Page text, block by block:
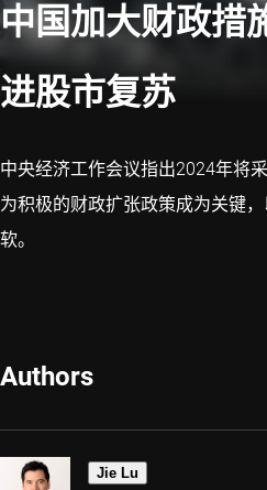
中国加大财政措
进股市复苏
中央经济工作会议指出2024年将
为积极的财政扩张政策成为关键
软。
Authors
Jie Lu